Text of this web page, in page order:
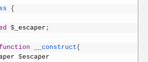
{
$ _escaper ;
__construct (
$escaper